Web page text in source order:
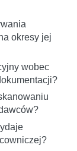
okresy jej
wobec